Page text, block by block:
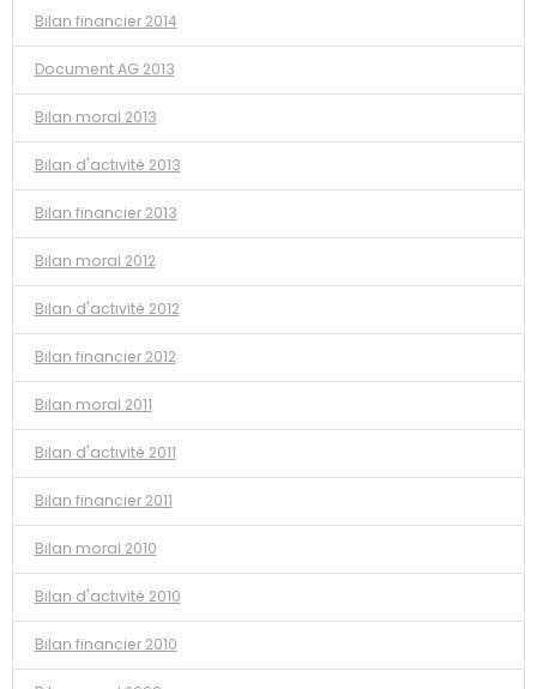
Bilan financier 2014
Document AG 2013
Bilan moral 2013
Bilan d'activité 2013
Bilan financier 2013
Bilan moral 2012
Bilan d'activité 2012
Bilan financier 2012
Bilan moral 2011
Bilan d'activité 2011
Bilan financier 2011
Bilan moral 2010
Bilan d'activité 2010
Bilan financier 2010